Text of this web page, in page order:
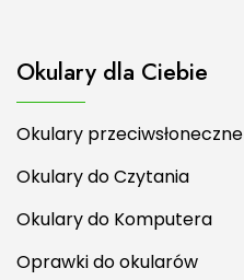
Okulary dla Ciebie
Okulary przeciwsłoneczne
Okulary do Czytania
Okulary do Komputera
Oprawki do okularów